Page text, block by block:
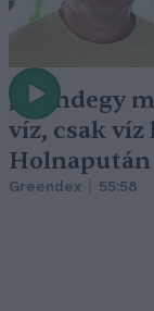
„Mindegy
víz, csak víz
Holnapután
Greendex 55:58